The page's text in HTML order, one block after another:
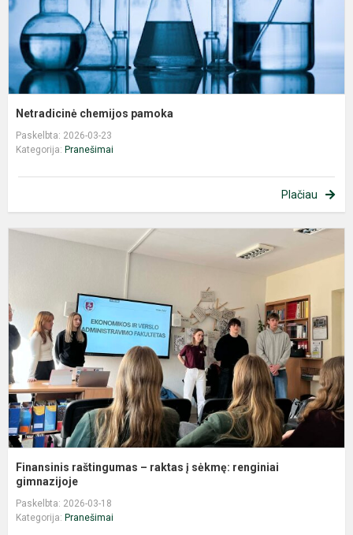
Netradicinė chemijos pamoka
Paskelbta: 2026-03-23
Kategorija: Pranešimai
Plačiau
Finansinis raštingumas – raktas į sėkmę: renginiai
gimnazijoje
Paskelbta: 2026-03-18
Kategorija: Pranešimai